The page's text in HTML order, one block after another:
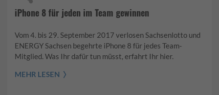
iPhone 8 für jeden im Team gewinnen
Vom 4. bis 29. September 2017 verlosen Sachsenlotto und
ENERGY Sachsen begehrte iPhone 8 für jedes Team-
Mitglied. Was Ihr dafür tun müsst, erfahrt Ihr hier.
MEHR LESEN